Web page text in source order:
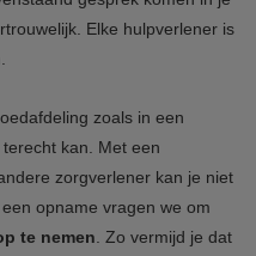
Elke hulpverlener is
zoals in een
kan. Met een
zorgverlener kan je niet
opname vragen we om
te nemen . Zo vermijd je dat